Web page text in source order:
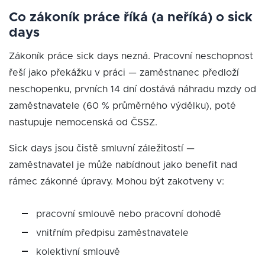
Co zákoník práce říká (a neříká) o sick
days
Zákoník práce sick days nezná. Pracovní neschopnost
řeší jako překážku v práci — zaměstnanec předloží
neschopenku, prvních 14 dní dostává náhradu mzdy od
zaměstnavatele (60 % průměrného výdělku), poté
nastupuje nemocenská od ČSSZ.
Sick days jsou čistě smluvní záležitostí —
zaměstnavatel je může nabídnout jako benefit nad
rámec zákonné úpravy. Mohou být zakotveny v:
pracovní smlouvě nebo pracovní dohodě
vnitřním předpisu zaměstnavatele
kolektivní smlouvě